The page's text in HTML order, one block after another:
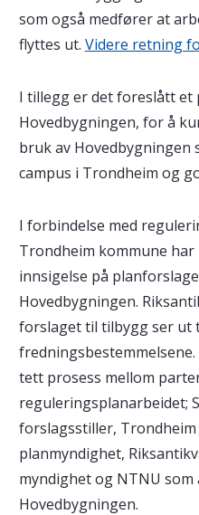
som også medfører at
flyttes ut. Videre retning
I tillegg er det foreslått et
Hovedbygningen, for å
bruk av
campus i Trondheim og
I forbindelse med
Trondheim kommune
innsigelse på
Hovedbygningen.
forslaget til tilbygg ser ut
tett prosess mellom
reguleringsplanarbeidet;
forslagsstiller,
planmyndighet,
myndighet og NTNU
Hovedbygningen.